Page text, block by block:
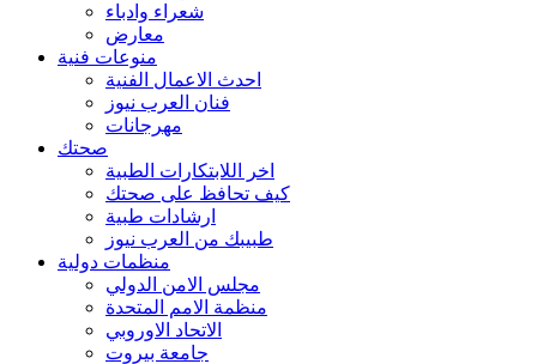
شعراء وادباء
معارض
منوعات فنية
احدث الاعمال الفنية
فنان العرب نيوز
مهرجانات
صحتك
اخر اللابتكارات الطبية
كيف تحافظ على صحتك
ارشادات طبية
طبيبك من العرب نيوز
منظمات دولية
مجلس الامن الدولي
منظمة الامم المتحدة
الاتحاد الاوروبي
جامعة بيروت